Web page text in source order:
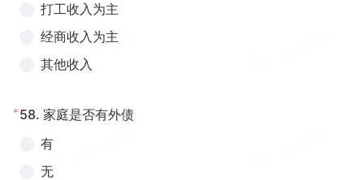
打工收入为主
经商收入为主
其他收入
* 58. 家庭是否有外债
有
无